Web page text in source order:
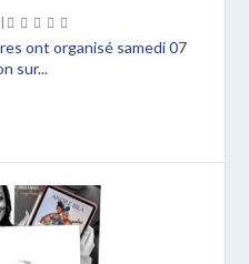
|
ont organisé samedi 07
sur...